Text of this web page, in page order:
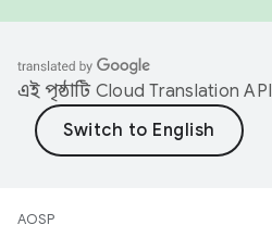
এই পৃষ্ঠাটি Cloud Translation API
AOSP